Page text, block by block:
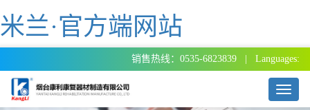
米兰·官方端网站
销售热线：0535-6823839 | Languages:
T
o